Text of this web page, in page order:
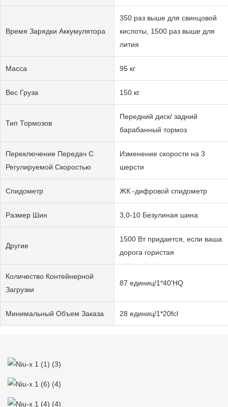
Время Зарядки Аккумулятора
350 раз выше для свинцовой
кислоты, 1500 раз выше для
лития
Масса 95 кг
Вес Груза 150 кг
Тип Тормозов
Передний диск/ задний
барабанный тормоз
Переключение Передач С
Регулируемой Скоростью
Изменение скорости на 3
шерсти
Спидометр ЖК -дифровой спидометр
Размер Шин 3,0-10 Безулиная шина
Другие
1500 Вт придается, если ваша
дорога гористая
Количество Контейнерной
Загрузки
87 единиц/1*40'HQ
Минимальный Объем Заказа 28 единиц/1*20fcl